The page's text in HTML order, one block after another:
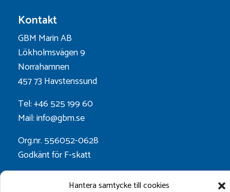
Hantera samtycke till cookies
Kontakt
GBM Marin AB
Lökholmsvägen 9
Norrahamnen
457 73 Havstenssund
Tel: +46 525 199 60
Mail: info@gbm.se
Org.nr. 556052-0628
Godkänt för F-skatt